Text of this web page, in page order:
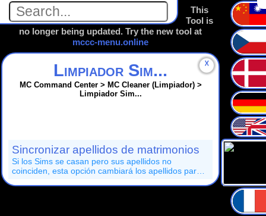
This
Tool is
no longer being updated. Try the new tool at
mccc-menu.online
☓
Limpiador Sim...
MC Command Center > MC Cleaner (Limpiador) >
Limpiador Sim...
Sincronizar apellidos de matrimonios
Si los Sims se casan pero sus apellidos no
coinciden, esta opción cambiará los apellidos para